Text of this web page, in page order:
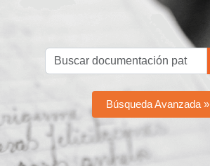
Búsqueda Avanzada »